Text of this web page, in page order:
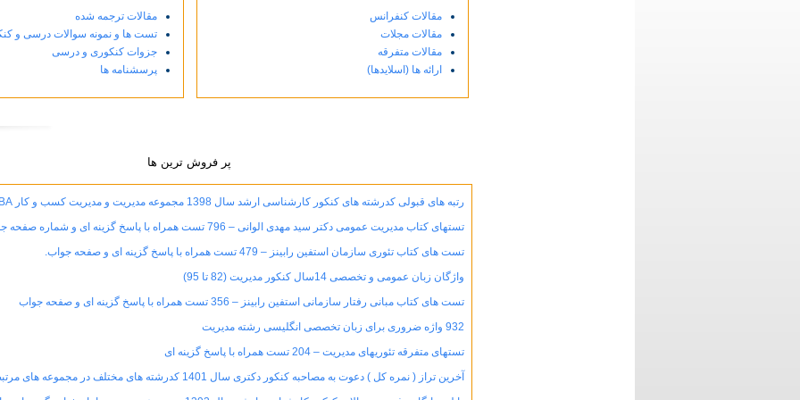
مقالات کنفرانس
مقالات مجلات
مقالات متفرقه
ارائه ها (اسلایدها)
مقالات ترجمه شده
تست ها و نمونه سوالات درسی و
جزوات کنکوری و درسی
پرسشنامه ها
پر فروش ترین ها
رتبه های قبولی کدرشته های کنکور کارشناسی ارشد سال 1398 مجموعه مدیریت و مدیریت کسب و کار MBA
تستهای کتاب مدیریت عمومی دکتر سید مهدی الوانی – 796 تست همراه با پاسخ گزینه ای و شماره صفحه جواب
تست های کتاب تئوری سازمان استفین رابینز – 479 تست همراه با پاسخ گزینه ای و صفحه جواب.
واژگان زبان عمومی و تخصصی 14سال کنکور مدیریت (82 تا 95)
تست های کتاب مبانی رفتار سازمانی استفین رابینز – 356 تست همراه با پاسخ گزینه ای و صفحه جواب
932 واژه ضروری برای زبان تخصصی انگلیسی رشته مدیریت
تستهای متفرقه تئوریهای مدیریت – 204 تست همراه با پاسخ گزینه ای
آخرین تراز ( نمره کل ) دعوت به مصاحبه کنکور دکتری سال 1401 کدرشته های مختلف در مجموعه های مرتبط با رشته مدیریت